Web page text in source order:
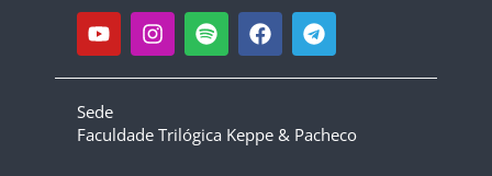
Sede
Faculdade Trilógica Keppe & Pacheco